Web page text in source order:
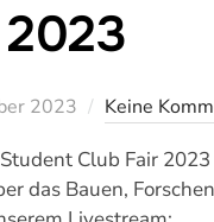
2023 Keine
Club Fair
das Bauen,